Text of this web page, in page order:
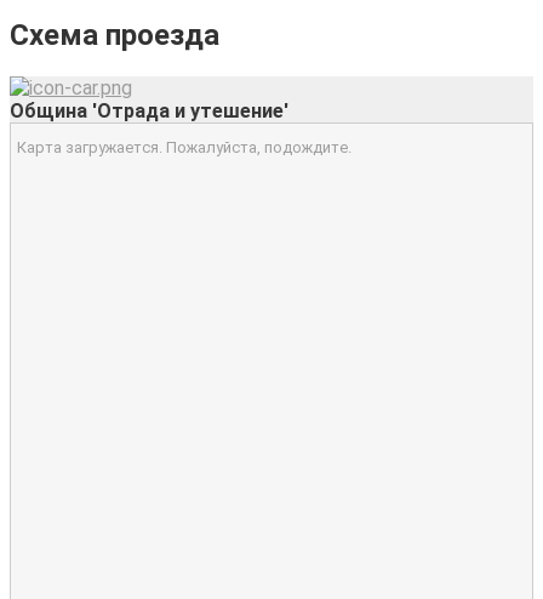
Схема проезда
Община 'Отрада и утешение'
Карта загружается. Пожалуйста, подождите.